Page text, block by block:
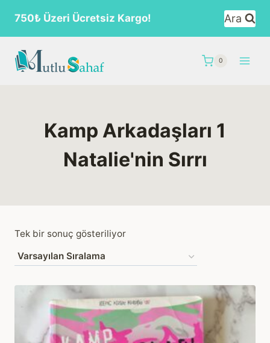
content
750₺ Üzeri Ücretsiz Kargo! Ara
0
Kamp Arkadaşları 1
Natalie'nin Sırrı
Tek bir sonuç gösteriliyor